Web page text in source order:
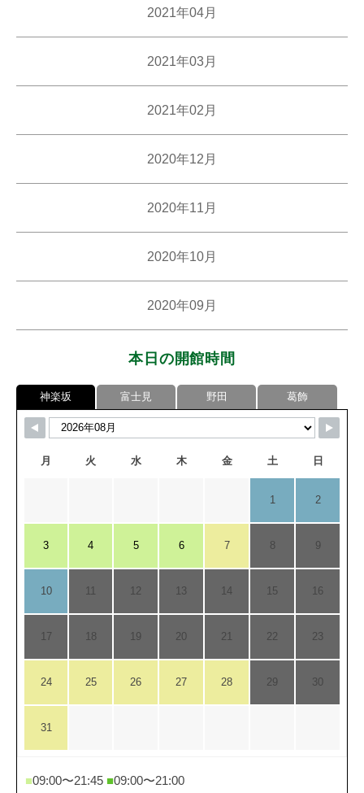
2021年04月
2021年03月
2021年02月
2020年12月
2020年11月
2020年10月
2020年09月
本日の開館時間
神楽坂 富士見 野田 葛飾
月 火 水 木 金 土 日
1 2
3 4 5 6 7 8 9
10 11 12 13 14 15 16
17 18 19 20 21 22 23
24 25 26 27 28 29 30
31
■09:00〜21:45 ■09:00〜21:00